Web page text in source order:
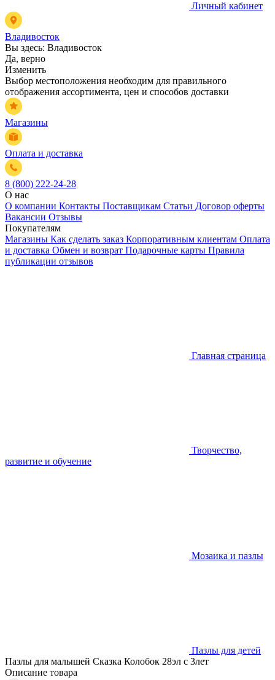
Личный кабинет
Владивосток
Вы здесь: Владивосток
Да, верно
Изменить
Выбор местоположения необходим для правильного
отображения ассортимента, цен и способов доставки
Магазины
Оплата и доставка
8 (800) 222-24-28
О нас
О компании Контакты Поставщикам Статьи Договор оферты
Вакансии Отзывы
Покупателям
Магазины Как сделать заказ Корпоративным клиентам Оплата
и доставка Обмен и возврат Подарочные карты Правила
публикации отзывов
Главная страница
Творчество,
развитие и обучение
Мозаика и пазлы
Пазлы для детей
Пазлы для малышей Сказка Колобок 28эл с 3лет
Описание товара